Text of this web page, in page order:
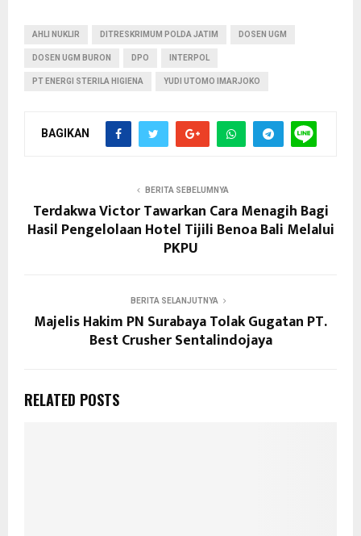
AHLI NUKLIR DITRESKRIMUM POLDA JATIM DOSEN UGM
DOSEN UGM BURON DPO INTERPOL
PT ENERGI STERILA HIGIENA YUDI UTOMO IMARJOKO
BAGIKAN
BERITA SEBELUMNYA
Terdakwa Victor Tawarkan Cara Menagih Bagi
Hasil Pengelolaan Hotel Tijili Benoa Bali Melalui
PKPU
BERITA SELANJUTNYA
Majelis Hakim PN Surabaya Tolak Gugatan PT.
Best Crusher Sentalindojaya
RELATED POSTS